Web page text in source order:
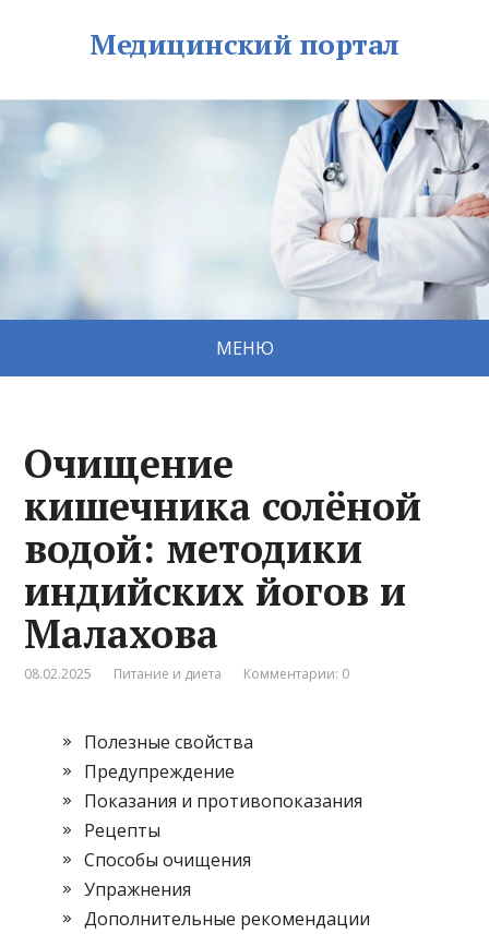
Медицинский портал
МЕНЮ
Очищение
кишечника солёной
водой: методики
индийских йогов и
Малахова
08.02.2025 Питание и диета Комментарии: 0
Полезные свойства
Предупреждение
Показания и противопоказания
Рецепты
Способы очищения
Упражнения
Дополнительные рекомендации